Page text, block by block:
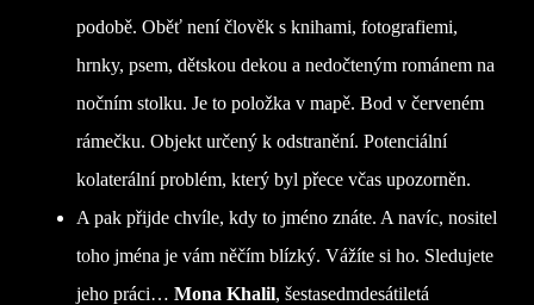
podobě. Oběť není člověk s knihami, fotografiemi,
hrnky, psem, dětskou dekou a nedočteným románem na
nočním stolku. Je to položka v mapě. Bod v červeném
rámečku. Objekt určený k odstranění. Potenciální
kolaterální problém, který byl přece včas upozorněn.
A pak přijde chvíle, kdy to jméno znáte. A navíc, nositel
toho jména je vám něčím blízký. Vážíte si ho. Sledujete
jeho práci… Mona Khalil, šestasedmdesátiletá